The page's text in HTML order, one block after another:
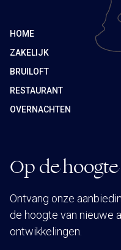
HOME
ZAKELIJK
BRUILOFT
RESTAURANT
OVERNACHTEN
Op de
Ontvang onze
de hoogte van nieuwe
ontwikkelingen.